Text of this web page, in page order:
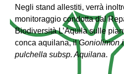
Negli stand allestiti, verrà
monitoraggio condotta dal
Biodiversità L’Aquila sulle
conca aquilana, il Goniolimon
pulchella subsp. Aquilana.